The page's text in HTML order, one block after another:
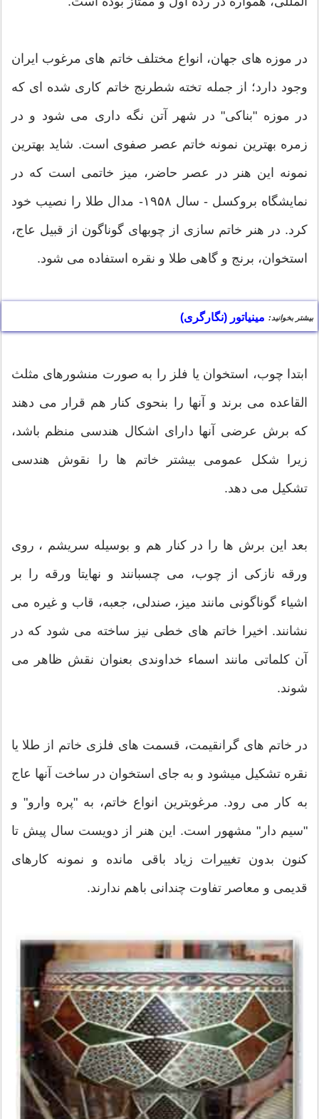
در موزه های جهان، انواع مختلف خاتم های مرغوب ایران
وجود دارد؛ از جمله تخته شطرنج خاتم کاری شده ای که
در موزه "بناکی" در شهر آتن نگه داری می شود و در
زمره بهترین نمونه خاتم عصر صفوی است. شاید بهترین
نمونه این هنر در عصر حاضر، میز خاتمی است که در
نمایشگاه بروکسل - سال ۱۹۵۸- مدال طلا را نصیب خود
کرد. در هنر خاتم سازی از چوبهای گوناگون از قبیل عاج،
استخوان، برنج و گاهی طلا و نقره استفاده می شود.
بیشتر بخوانید: مینیاتور (نگارگری)
ابتدا چوب، استخوان یا فلز را به صورت منشورهای مثلث
القاعده می برند و آنها را بنحوی کنار هم قرار می دهند
که برش عرضی آنها دارای اشکال هندسی منظم باشد،
زیرا شکل عمومی بیشتر خاتم ها را نقوش هندسی
تشکیل می دهد.
بعد این برش ها را در کنار هم و بوسیله سریشم ، روی
ورقه نازکی از چوب، می چسبانند و نهایتا ورقه را بر
اشیاء گوناگونی مانند میز، صندلی، جعبه، قاب و غیره می
نشانند. اخیرا خاتم های خطی نیز ساخته می شود که در
آن کلماتی مانند اسماء خداوندی بعنوان نقش ظاهر می
شوند.
در خاتم های گرانقیمت، قسمت های فلزی خاتم از طلا یا
نقره تشکیل میشود و به جای استخوان در ساخت آنها عاج
به کار می رود. مرغوبترین انواع خاتم، به "پره وارو" و
"سیم دار" مشهور است. این هنر از دویست سال پیش تا
کنون بدون تغییرات زیاد باقی مانده و نمونه کارهای
قدیمی و معاصر تفاوت چندانی باهم ندارند.